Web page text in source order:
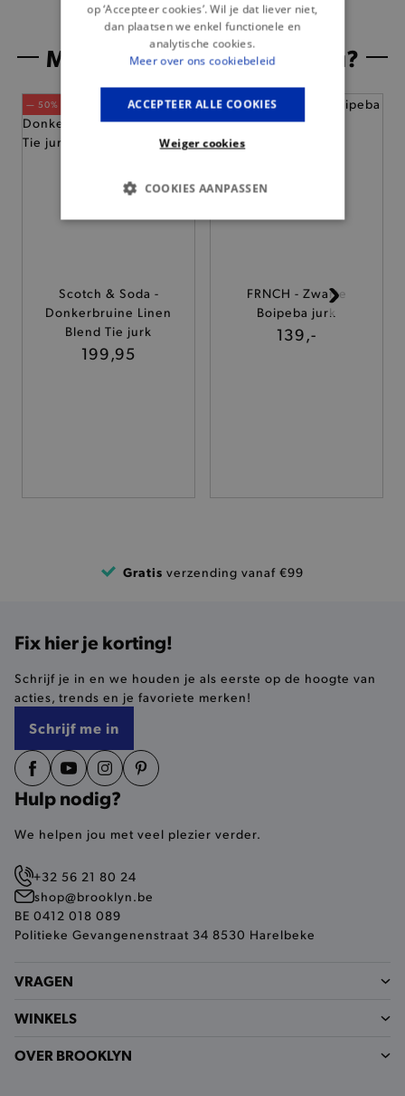
Misschien is dit iets voor jou?
— 50% *
Scotch & Soda -
Donkerbruine Linen
Blend Tie jurk
199,95
— 50% *
FRNCH - Zwarte
Boipeba jurk
139,-
Gratis verzending vanaf €99
Fix hier je korting!
Schrijf je in en we houden je als eerste op de hoogte van
acties, trends en je favoriete merken!
Schrijf me in
Hulp nodig?
We helpen jou met veel plezier verder.
+32 56 21 80 24
shop@brooklyn.be
BE 0412 018 089
Politieke Gevangenenstraat 34 8530 Harelbeke
VRAGEN
WINKELS
OVER BROOKLYN
op ‘Accepteer cookies’. Wil je dat liever niet,
dan plaatsen we enkel functionele en
analytische cookies.
Meer over ons cookiebeleid
ACCEPTEER ALLE COOKIES
Weiger cookies
COOKIES AANPASSEN
BASIS COOKIES
TARGETING
FUNCTIONALITEIT
De strikt noodzakelijke cookies verbeteren jouw
niet jouw identiteit.
selected-val